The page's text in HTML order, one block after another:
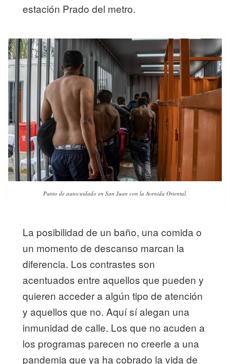
estación Prado del metro.
Punto de autocuidado en San Juan con la Avenida Oriental.
La posibilidad de un baño, una comida o
un momento de descanso marcan la
diferencia. Los contrastes son
acentuados entre aquellos que pueden y
quieren acceder a algún tipo de atención
y aquellos que no. Aquí sí alegan una
inmunidad de calle. Los que no acuden a
los programas parecen no creerle a una
pandemia que ya ha cobrado la vida de